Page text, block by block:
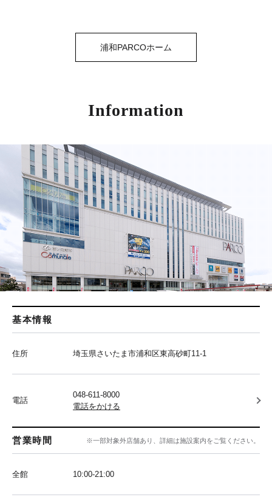
浦和PARCOホーム
Information
基本情報
住所 埼玉県さいたま市浦和区東高砂町11-1
電話
048-611-8000
電話をかける
営業時間 ※一部対象外店舗あり、詳細は施設案内をご覧ください。
全館 10:00‐21:00